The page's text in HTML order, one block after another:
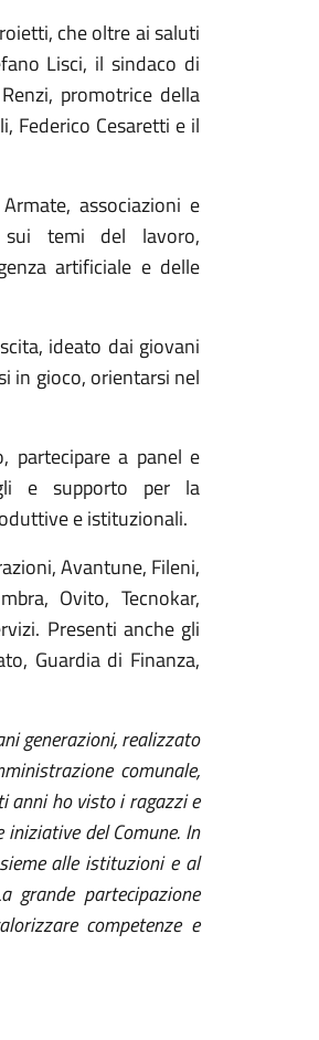
che oltre ai saluti
Lisci, il sindaco di
promotrice della
Federico Cesaretti e il
associazioni e
sui temi del lavoro,
artificiale e delle
ideato dai giovani
in gioco, orientarsi nel
partecipare a panel e
e supporto per la
e istituzionali.
Avantune, Fileni,
Ovito, Tecnokar,
Presenti anche gli
Guardia di Finanza,
generazioni, realizzato
comunale,
anni ho visto i ragazzi e
del Comune. In
alle istituzioni e al
grande partecipazione
competenze e